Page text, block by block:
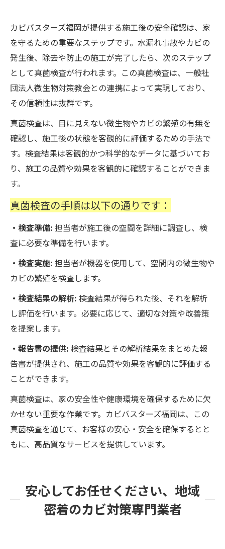
カビバスターズ福岡が提供する施工後の安全確認は、家
を守るための重要なステップです。水漏れ事故やカビの
発生後、除去や防止の施工が完了したら、次のステップ
として真菌検査が行われます。この真菌検査は、一般社
団法人微生物対策教会との連携によって実現しており、
その信頼性は抜群です。
真菌検査は、目に見えない微生物やカビの繁殖の有無を
確認し、施工後の状態を客観的に評価するための手法で
す。検査結果は客観的かつ科学的なデータに基づいてお
り、施工の品質や効果を客観的に確認することができま
す。
真菌検査の手順は以下の通りです：
・検査準備: 担当者が施工後の空間を詳細に調査し、検
査に必要な準備を行います。
・検査実施: 担当者が機器を使用して、空間内の微生物や
カビの繁殖を検査します。
・検査結果の解析: 検査結果が得られた後、それを解析
し評価を行います。必要に応じて、適切な対策や改善策
を提案します。
・報告書の提供: 検査結果とその解析結果をまとめた報
告書が提供され、施工の品質や効果を客観的に評価する
ことができます。
真菌検査は、家の安全性や健康環境を確保するために欠
かせない重要な作業です。カビバスターズ福岡は、この
真菌検査を通じて、お客様の安心・安全を確保するとと
もに、高品質なサービスを提供しています。
安心してお任せください、地域
密着のカビ対策専門業者